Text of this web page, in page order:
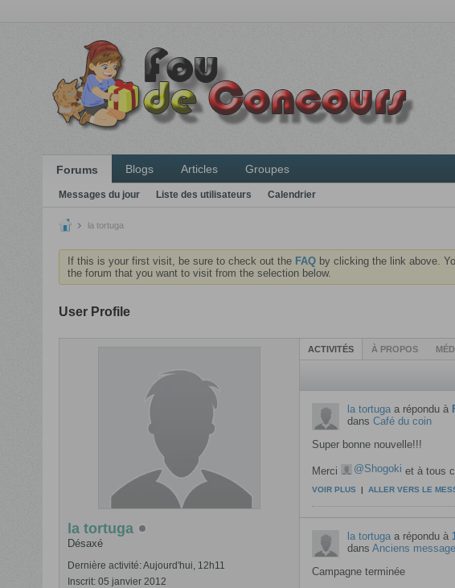
Forums Blogs Articles Groupes
Messages du jour Liste des utilisateurs Calendrier
la tortuga
If this is your first visit, be sure to check out the FAQby clicking the link above.
the forum that you want to visit from the selection below.
User Profile
la tortuga
Désaxé
Dernière activité: Aujourd'hui, 12h11
Inscrit: 05 janvier 2012
ACTIVITÉS À PROPOS
la tortugaa répondu à
dans Café du coin
Super bonne nouvelle!!!
Merci Shogoki et à tous
VOIR PLUS | ALLER VERS LE
la tortugaa répondu à
dans Anciens
Campagne terminée